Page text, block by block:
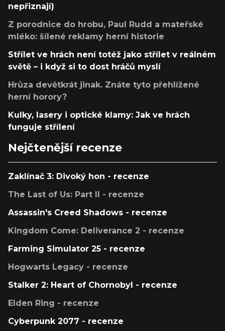
nepřiznají)
Z porodnice do hrobu, Paul Rudd a mateřské
mléko: šílené reklamy herní historie
Střílet ve hrách není totéž jako střílet v reálném
světě – i když si to dost hráčů myslí
Hrůza devětkrát jinak. Znáte tyto přehlížené
herní horory?
Kulky, lasery i optické klamy: Jak ve hrách
funguje střílení
Nejčtenější recenze
Zaklínač 3: Divoký hon - recenze
The Last of Us: Part II - recenze
Assassin's Creed Shadows - recenze
Kingdom Come: Deliverance 2 - recenze
Farming Simulator 25 - recenze
Hogwarts Legacy - recenze
Stalker 2: Heart of Chornobyl - recenze
Elden Ring - recenze
Cyberpunk 2077 - recenze